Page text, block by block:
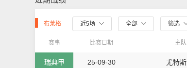
布莱格 近5场 全部 筛选
赛事 比赛日期 主队
瑞典甲 25-09-30 尤特斯